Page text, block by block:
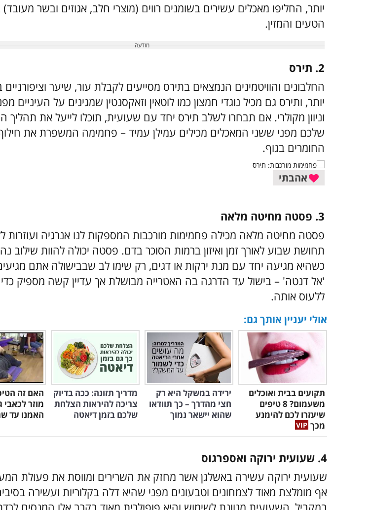
יותר, החליפו מאכלים עשירים בשומנים רווים (מוצרי חלב, אגוזים ובשר
הטעים והמזין.
2. תירס
החלבונים והוויטמינים הנמצאים בתירס מסייעים לקבלת עור, שיער וציפורניים
יותר, ותירס גם מכיל נוגדי חמצון כמו לוטאין וזאקסנטין שמגינים על העיניים
וניוון מקולרי. אם תבחרו לשלב תירס יחד עם שעועית, תוכלו לייעל את תהליך
שלכם מפני ששני המאכלים מכילים עמילן עמיד – פחמימה המשפרת את
החומרים בגוף.
אהבתי
3. פסטה מחיטה מלאה
פסטה מחיטה מלאה מכילה פחמימות מורכבות המספקות לנו אנרגיה ועוזרות
תחושת שבוע לאורך זמן ואיזון ברמות הסוכר בדם. פסטה יכולה להוות שילוב
כשהיא מגיעה יחד עם מנת ירקות או דגים, רק שימו לב שבבישולה אתם
'אל דנטה' – בישול עד הדרגה בה האטרייה מבושלת אך עדיין קשה מספיק
ללעוס אותה.
אולי יעניין אותך גם:
תקועים בבית ואוכלים
משעמום? 8 טיפים
שיעזרו לכם להימנע
מכך
ירידה במשקל היא רק
חצי מהדרך – כך תוודאו
שהוא יישאר נמוך
מדריך תזונה: ככה בדיוק
צריכה להיראות הצלחת
שלכם בזמן דיאטה
האם זה
מוזר לכאבי
האמנו עד
4. שעועית ירוקה ואספרגוס
שעועית ירוקה עשירה באשלגן אשר מחזק את השרירים ומווסת את פעולת
אף מומלצת מאוד לצמחונים וטבעונים מפני שהיא דלה בקלוריות ועשירה